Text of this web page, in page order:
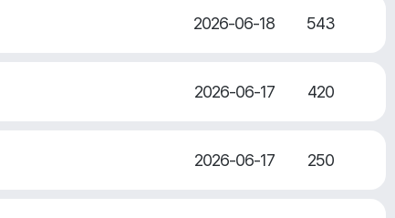
2026-06-18 543
2026-06-17 420
2026-06-17 250